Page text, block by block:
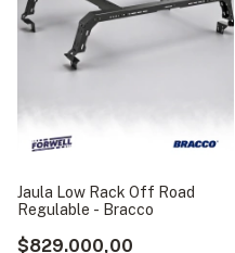
Jaula Low Rack Off Road
Regulable - Bracco
$829.000,00